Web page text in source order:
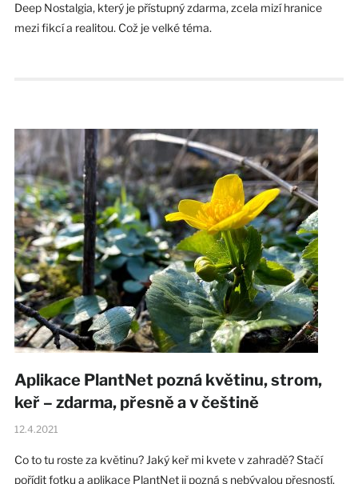
Deep Nostalgia, který je přístupný zdarma, zcela mizí hranice
mezi fikcí a realitou. Což je velké téma.
Aplikace PlantNet pozná květinu, strom,
keř – zdarma, přesně a v češtině
12.4.2021
Co to tu roste za květinu? Jaký keř mi kvete v zahradě? Stačí
pořídit fotku a aplikace PlantNet ji pozná s nebývalou přesností.